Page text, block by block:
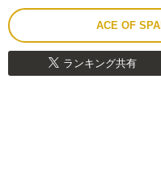
ACE OF
ランキング共有